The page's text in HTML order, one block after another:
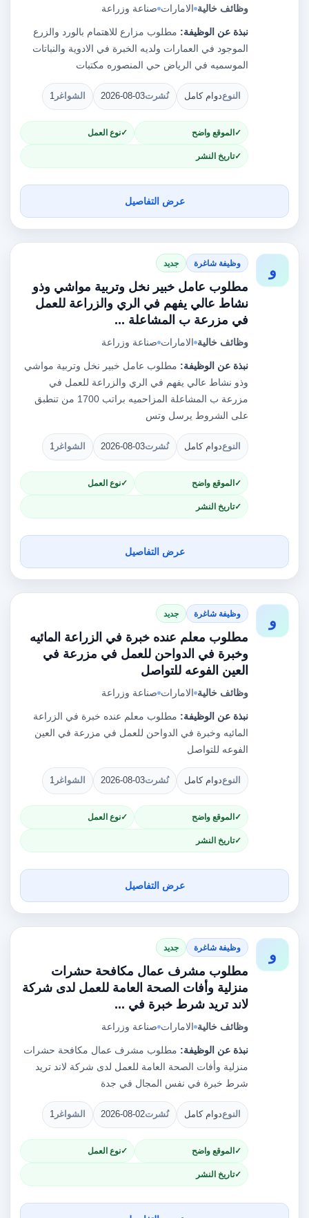
وظائف خالية الامارات صناعة وزراعة
نبذة عن الوظيفة: مطلوب مزارع للاهتمام بالورد والزرع
الموجود في العمارات ولديه الخبرة في الادوية والنباتات
الموسميه في الرياض حي المنصوره مكتبات
النوعدوام كامل نُشرت2026-08-03 الشواغر 1
الموقع واضح نوع العمل
تاريخ النشر
عرض التفاصيل
و وظيفة شاغرة جديد
مطلوب عامل خبير نخل وتربية مواشي وذو
نشاط عالي يفهم في الري والزراعة للعمل
في مزرعة ب المشاعلة ...
وظائف خالية الامارات صناعة وزراعة
نبذة عن الوظيفة: مطلوب عامل خبير نخل وتربية مواشي
وذو نشاط عالي يفهم في الري والزراعة للعمل في
مزرعة ب المشاعلة المزاحميه براتب 1700 من تنطبق
على الشروط يرسل وتس
النوعدوام كامل نُشرت2026-08-03 الشواغر 1
الموقع واضح نوع العمل
تاريخ النشر
عرض التفاصيل
و وظيفة شاغرة جديد
مطلوب معلم عنده خبرة في الزراعة المائيه
وخبرة في الدواحن للعمل في مزرعة في
العين الفوعه للتواصل
وظائف خالية الامارات صناعة وزراعة
نبذة عن الوظيفة: مطلوب معلم عنده خبرة في الزراعة
المائيه وخبرة في الدواحن للعمل في مزرعة في العين
الفوعه للتواصل
النوعدوام كامل نُشرت2026-08-03 الشواغر 1
الموقع واضح نوع العمل
تاريخ النشر
عرض التفاصيل
و وظيفة شاغرة جديد
مطلوب مشرف عمال مكافحة حشرات
منزلية وأفات الصحة العامة للعمل لدى شركة
لاند تريد شرط خبرة في ...
وظائف خالية الامارات صناعة وزراعة
نبذة عن الوظيفة: مطلوب مشرف عمال مكافحة حشرات
منزلية وأفات الصحة العامة للعمل لدى شركة لاند تريد
شرط خبرة في نفس المجال في جدة
النوعدوام كامل نُشرت2026-08-02 الشواغر 1
الموقع واضح نوع العمل
تاريخ النشر